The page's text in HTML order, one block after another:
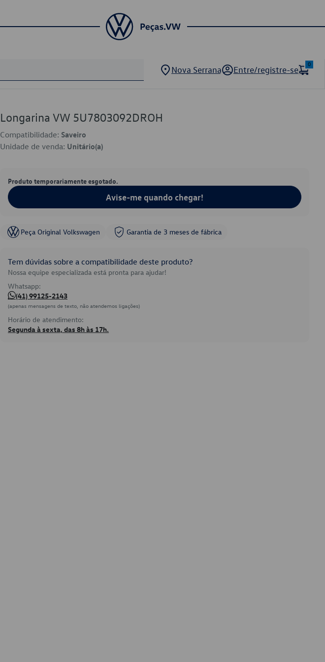
Nova Serrana Entre/registre-se
0
Longarina VW 5U7803092DROH
Compatibilidade: Saveiro
Unidade de venda: Unitário(a)
Produto temporariamente esgotado.
Avise-me quando chegar!
Peça Original Volkswagen Garantia de 3 meses de fábrica
Tem dúvidas sobre a compatibilidade deste produto?
Nossa equipe especializada está pronta para ajudar!
Whatsapp:
(41) 99125-2143
(apenas mensagens de texto, não atendemos ligações)
Horário de atendimento:
Segunda à sexta, das 8h às 17h.